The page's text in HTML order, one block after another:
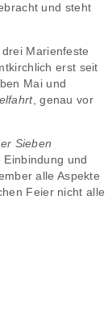
und steht
Marienfeste
erst seit
Mai und
, genau vor
Sieben
und
alle Aspekte
Feier nicht alle